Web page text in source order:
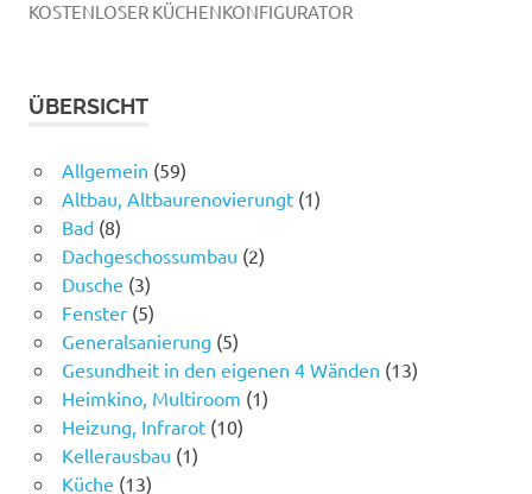
KOSTENLOSER KÜCHENKONFIGURATOR
ÜBERSICHT
Allgemein (59)
Altbau, Altbaurenovierungt(1)
Bad(8)
Dachgeschossumbau (2)
Dusche (3)
Fenster(5)
Generalsanierung (5)
Gesundheit in den eigenen 4 Wänden (13)
Heimkino, Multiroom (1)
Heizung, Infrarot(10)
Kellerausbau (1)
Küche (13)